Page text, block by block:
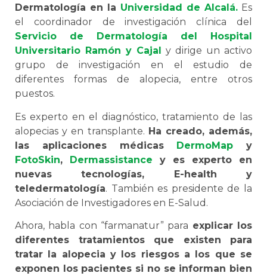
Dermatología en la Universidad de Alcalá. Es
el coordinador de investigación clínica del
Servicio de Dermatología del Hospital
Universitario Ramón y Cajal y dirige un activo
grupo de investigación en el estudio de
diferentes formas de alopecia, entre otros
puestos.
Es experto en el diagnóstico, tratamiento de las
alopecias y en transplante. Ha creado, además,
las aplicaciones médicas DermoMap y
FotoSkin, Dermassistance y es experto en
nuevas tecnologías, E-health y
teledermatología. También es presidente de la
Asociación de Investigadores en E-Salud.
Ahora, habla con “farmanatur” para explicar los
diferentes tratamientos que existen para
tratar la alopecia y los riesgos a los que se
exponen los pacientes si no se informan bien